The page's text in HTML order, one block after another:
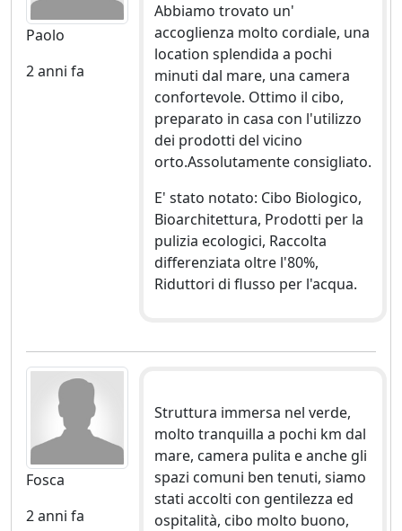
Paolo
2 anni fa
Abbiamo trovato un'
accoglienza molto cordiale, una
location splendida a pochi
minuti dal mare, una camera
confortevole. Ottimo il cibo,
preparato in casa con l'utilizzo
dei prodotti del vicino
orto.Assolutamente consigliato.
E' stato notato: Cibo Biologico,
Bioarchitettura, Prodotti per la
pulizia ecologici, Raccolta
differenziata oltre l'80%,
Riduttori di flusso per l'acqua.
Fosca
2 anni fa
Struttura immersa nel verde,
molto tranquilla a pochi km dal
mare, camera pulita e anche gli
spazi comuni ben tenuti, siamo
stati accolti con gentilezza ed
ospitalità, cibo molto buono,